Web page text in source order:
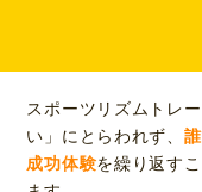
スポーツリズムトレ
い」にとらわれず、
成功体験を繰り返す